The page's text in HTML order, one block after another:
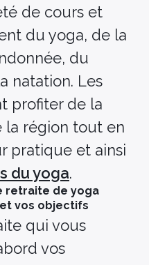
de cours et
du yoga, de la
du
natation. Les
profiter de la
la région tout en
pratique et ainsi
du yoga.
retraite de yoga
vos objectifs
qui vous
vos